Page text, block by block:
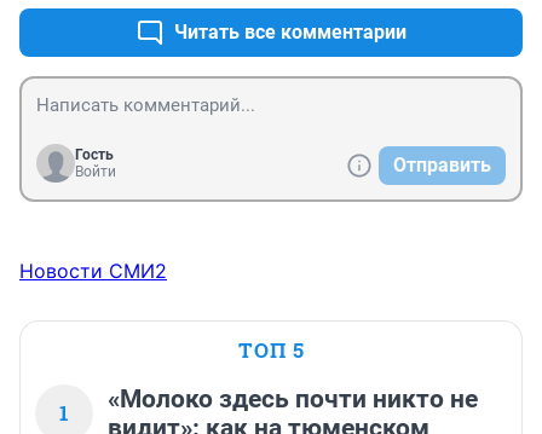
эффективным на 100%, и так далее. Что ж, заполучить
тромбоз, задохнуться до смерти на искуственной
вентиляции лёгких с большей вероятностью - это
гораздо лучше. Ну, пусть работает естественный
отбор.
Читать все комментарии
Гость
Войти
Отправить
Новости СМИ2
ТОП 5
1
«Молоко здесь почти никто не